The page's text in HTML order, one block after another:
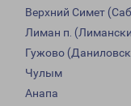
Верхний Симет
Лиман п.
Гужово
Чулым
Анапа